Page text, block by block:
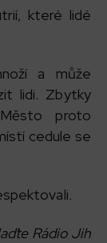
které lidé
a může
lidi. Zbytky
proto
cedule se
Rádio Jih